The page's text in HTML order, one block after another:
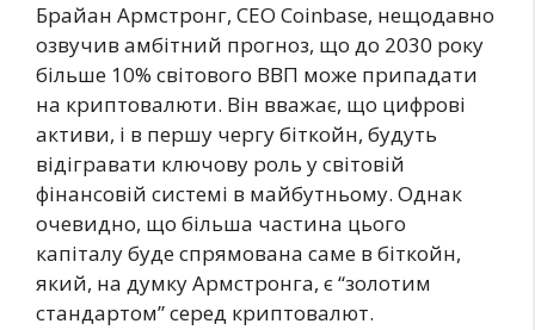
Брайан Армстронг, CEO Coinbase, нещодавно
озвучив амбітний прогноз, що до 2030 року
більше 10% світового ВВП може припадати
на криптовалюти. Він вважає, що цифрові
активи, і в першу чергу біткойн, будуть
відігравати ключову роль у світовій
фінансовій системі в майбутньому. Однак
очевидно, що більша частина цього
капіталу буде спрямована саме в біткойн,
який, на думку Армстронга, є “золотим
стандартом” серед криптовалют.